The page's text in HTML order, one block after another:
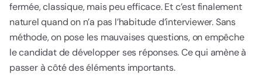
fermée, classique, mais peu efficace. Et c’est finalement
naturel quand on n’a pas l’habitude d’interviewer. Sans
méthode, on pose les mauvaises questions, on empêche
le candidat de développer ses réponses. Ce qui amène à
passer à côté des éléments importants.